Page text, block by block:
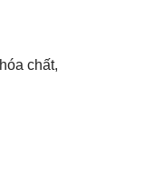
chất,